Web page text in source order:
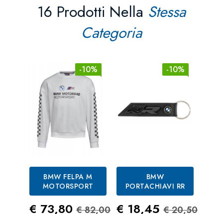
16 Prodotti Nella Stessa
Categoria
-10%
BMW FELPA M
MOTORSPORT
Prezzo
€ 73,80 Prezzo Standard
€ 82,00
-10%
BMW
PORTACHIAVI RR
Prezzo
€ 18,45 Prezzo
€ 20,50